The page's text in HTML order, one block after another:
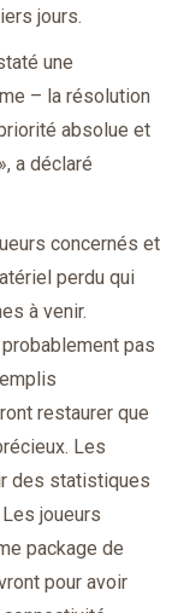
jours.
une
– la résolution
absolue et
a déclaré
concernés et
perdu qui
à venir.
pas
restaurer que
Les
des statistiques
joueurs
package de
pour avoir